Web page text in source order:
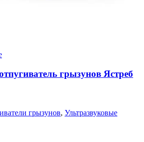
грызунов Ястреб
грызунов, Ультразвуковые